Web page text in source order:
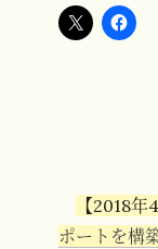
【2018
ポートを構